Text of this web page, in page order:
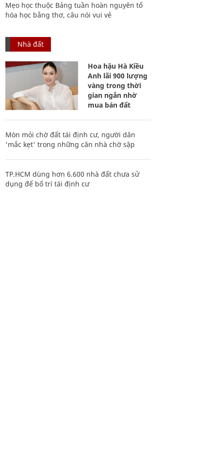
Mẹo học thuộc Bảng tuần hoàn nguyên tố
hóa học bằng thơ, câu nói vui vẻ
Nhà đất
Hoa hậu Hà Kiều
Anh lãi 900 lượng
vàng trong thời
gian ngắn nhờ
mua bán đất
Mòn mỏi chờ đất tái định cư, người dân
'mắc kẹt' trong những căn nhà chờ sập
TP.HCM dùng hơn 6.600 nhà đất chưa sử
dụng để bố trí tái định cư